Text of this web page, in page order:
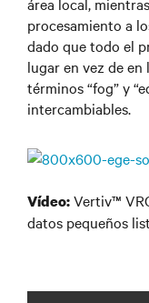
procesamiento a
dado que todo el
lugar en vez de en
términos “fog” y
intercambiables.
Vídeo:Vertiv™
datos pequeños